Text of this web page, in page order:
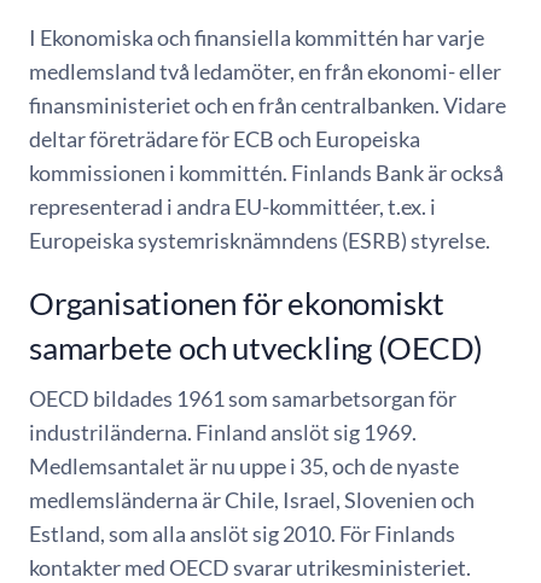
I Ekonomiska och finansiella kommittén har varje
medlemsland två ledamöter, en från ekonomi- eller
finansministeriet och en från centralbanken. Vidare
deltar företrädare för ECB och Europeiska
kommissionen i kommittén. Finlands Bank är också
representerad i andra EU-kommittéer, t.ex. i
Europeiska systemrisknämndens (ESRB) styrelse.
Organisationen för ekonomiskt
samarbete och utveckling (OECD)
OECD bildades 1961 som samarbetsorgan för
industriländerna. Finland anslöt sig 1969.
Medlemsantalet är nu uppe i 35, och de nyaste
medlemsländerna är Chile, Israel, Slovenien och
Estland, som alla anslöt sig 2010. För Finlands
kontakter med OECD svarar utrikesministeriet.